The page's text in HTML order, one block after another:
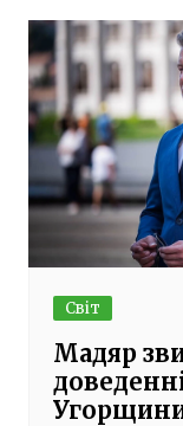
Світ
Мадяр